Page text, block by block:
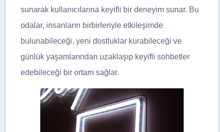
sunarak kullanıcılarına keyifli bir deneyim sunar. Bu
odalar, insanların birbirleriyle etkileşimde
bulunabileceği, yeni dostluklar kurabileceği ve
günlük yaşamlarından uzaklaşıp keyifli sohbetler
edebileceği bir ortam sağlar.